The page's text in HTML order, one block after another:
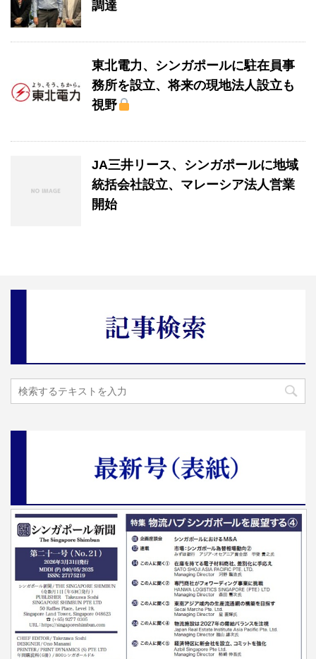
調達
東北電力、シンガポールに駐在員事
務所を設立、将来の現地法人設立も
視野
JA三井リース、シンガポールに地域
統括会社設立、マレーシア法人営業
開始